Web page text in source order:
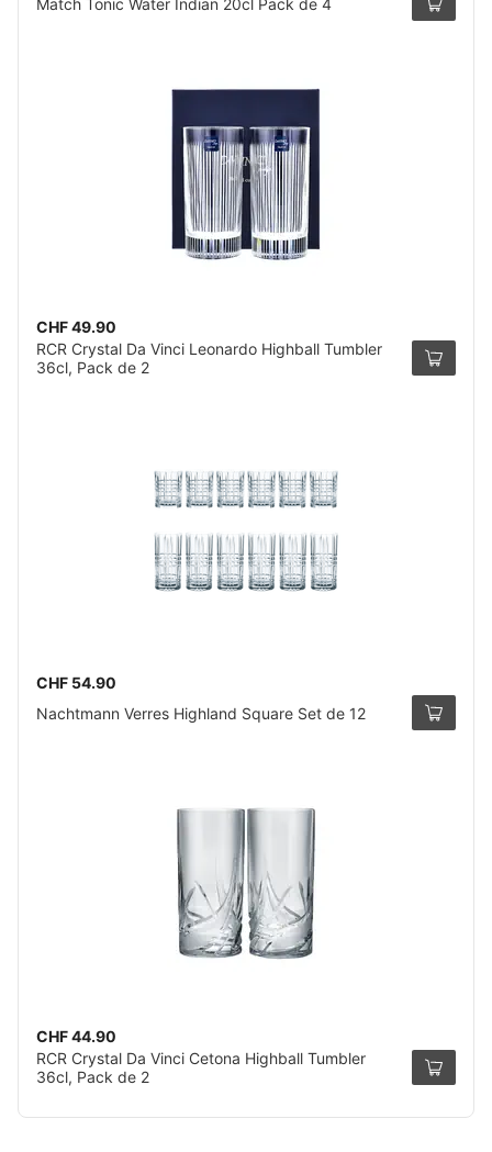
CHF 49.90
RCR Crystal Da Vinci Leonardo Highball Tumbler
36cl, Pack de 2
CHF 54.90
Nachtmann Verres Highland Square Set de 12
CHF 44.90
RCR Crystal Da Vinci Cetona Highball Tumbler
36cl, Pack de 2